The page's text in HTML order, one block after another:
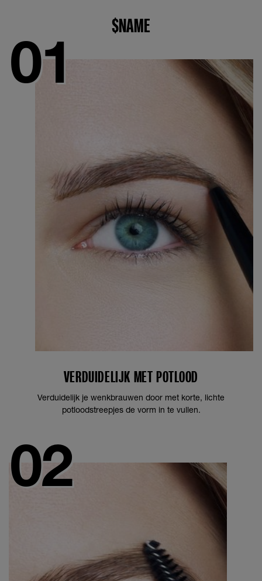
$NAME
VERDUIDELIJK MET POTLOOD
Verduidelijk je wenkbrauwen door met korte, lichte
potloodstreepjes de vorm in te vullen.